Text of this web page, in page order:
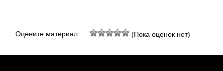
Оцените материал: (Пока оценок нет)